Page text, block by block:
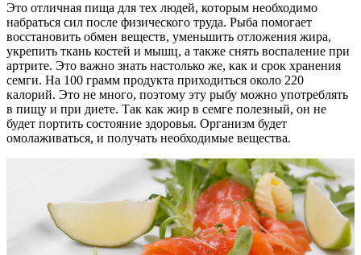
Это отличная пища для тех людей, которым необходимо
набраться сил после физического труда. Рыба помогает
восстановить обмен веществ, уменьшить отложения жира,
укрепить ткань костей и мышц, а также снять воспаление при
артрите. Это важно знать настолько же, как и срок хранения
семги. На 100 грамм продукта приходиться около 220
калорий. Это не много, поэтому эту рыбу можно употреблять
в пищу и при диете. Так как жир в семге полезный, он не
будет портить состояние здоровья. Организм будет
омолаживаться, и получать необходимые вещества.